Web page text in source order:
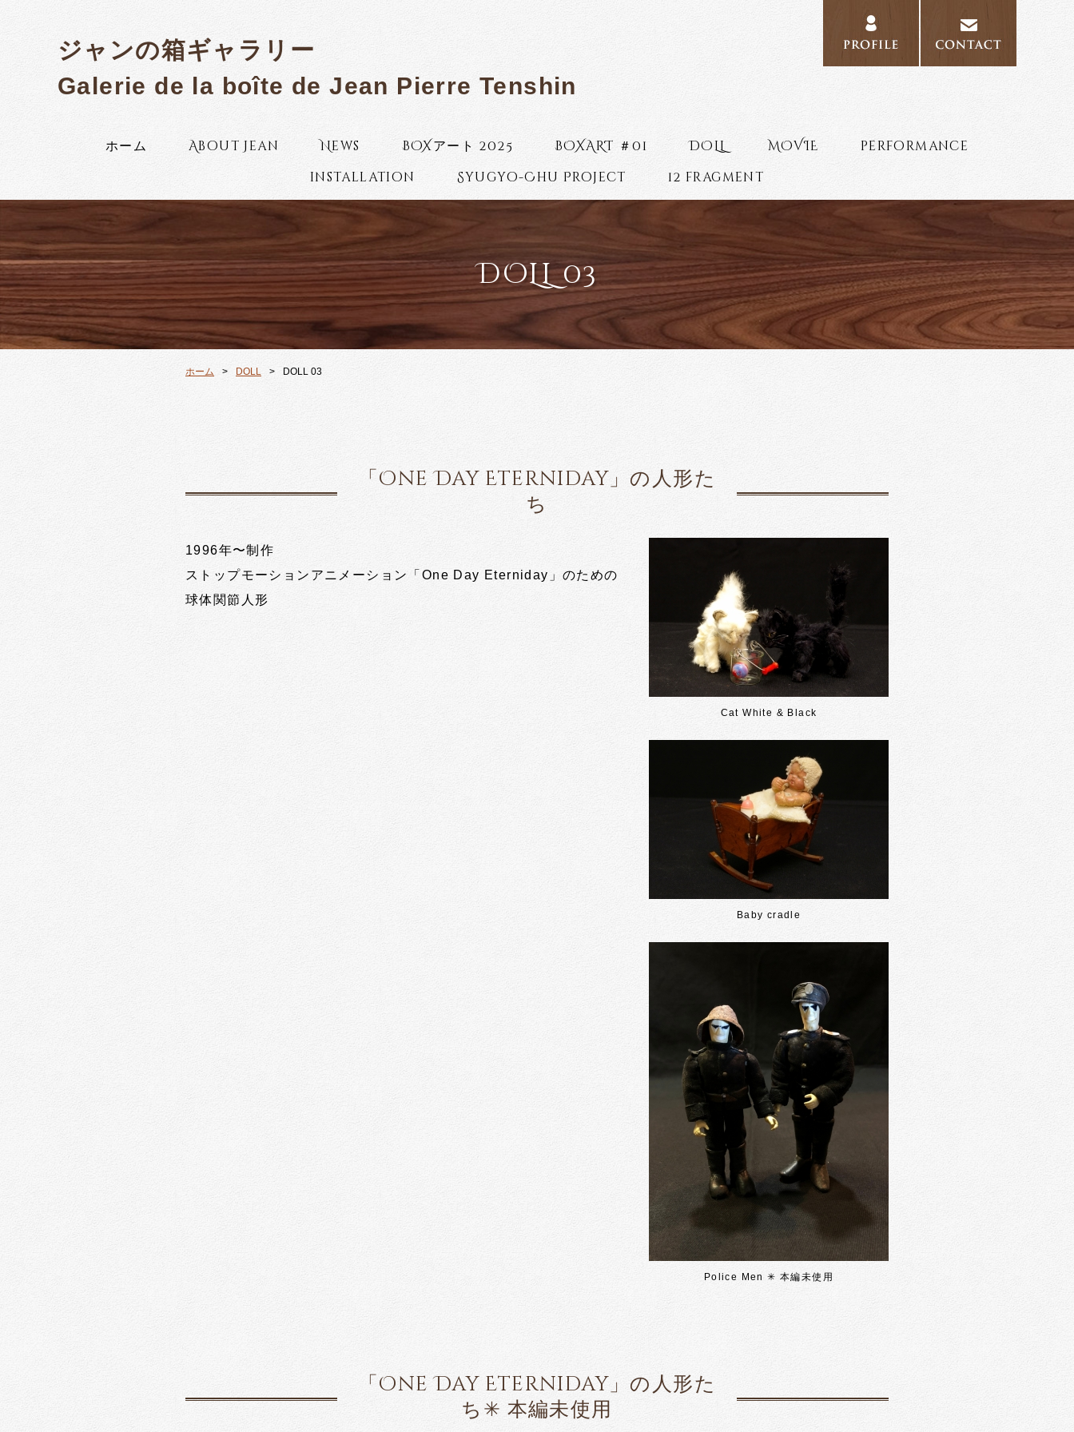
ジャンの箱ギャラリー
Galerie de la boîte de Jean Pierre Tenshin
ホーム About Jean News BOXアート 2025 BOXART ＃01 DOLL MOVIE
performance
installation
Syugyo-Chu Project 12 fragment
DOLL 03
ホーム DOLL DOLL 03
「One Day Eterniday」の人形た
ち
1996年〜制作
ストップモーションアニメーション「One Day Eterniday」のための
球体関節人形
Cat White & Black
Baby cradle
Police Men ✳︎ 本編未使用
「One Day Eterniday」の人形た
ち✳︎ 本編未使用